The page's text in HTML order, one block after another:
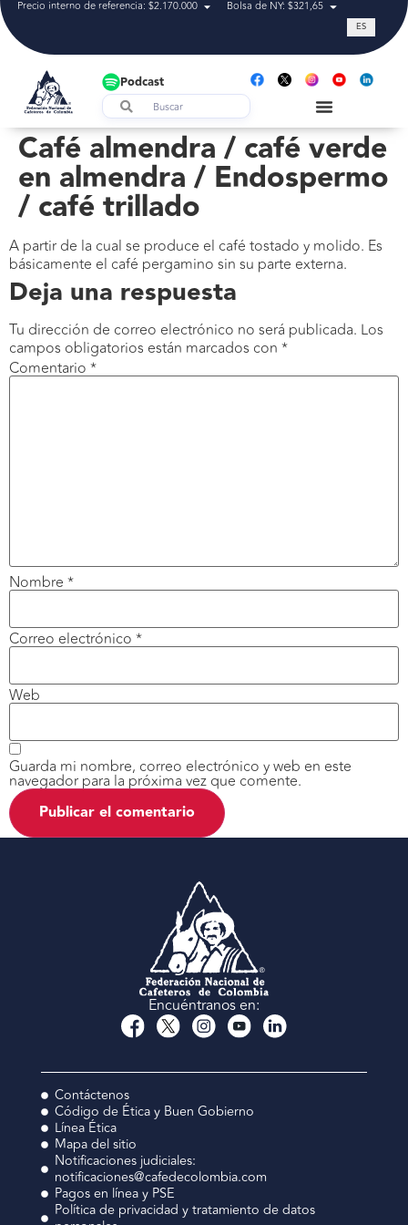
Precio interno de referencia: $2.170.000 Bolsa de NY: $321,65 Tasa de
ES
Podcast
Café almendra / café verde
en almendra / Endospermo
/ café trillado
A partir de la cual se produce el café tostado y molido. Es
básicamente el café pergamino sin su parte externa.
Deja una respuesta
Tu dirección de correo electrónico no será publicada. Los
campos obligatorios están marcados con *
Comentario *
Nombre *
Correo electrónico *
Web
Guarda mi nombre, correo electrónico y web en este
navegador para la próxima vez que comente.
Encuéntranos en:
Contáctenos
Código de Ética y Buen Gobierno
Línea Ética
Mapa del sitio
Notificaciones judiciales:
notificaciones@cafedecolombia.com
Pagos en línea y PSE
Política de privacidad y tratamiento de datos